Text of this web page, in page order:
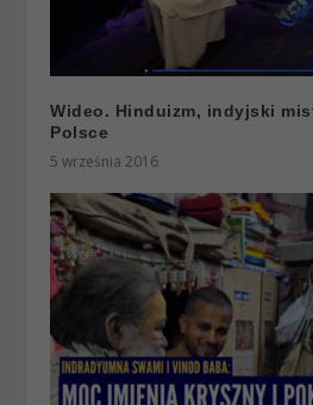
Wideo. Hinduizm, indyjski
Polsce
5 września 2016